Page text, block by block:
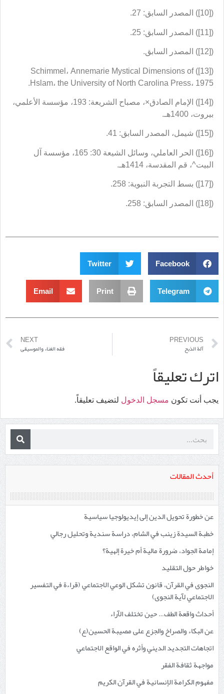
أحدث المقالات
عن خطورة تحويل الدين إلى إيديولوجيا سياسية
خطبة السيدة زينب في الشام، دراسة سندية وتحليل رجالي
إمامة الجواد، ضرورة مالية أم خيرة إلهية؟
خواطر حول التقليد
النجوى في القرآن، قانون تشكل الوعي الاجتماعي (قراءة في التفسير
الاجتماعي لآية النجوى)
أحداث واقعة الطف… حين تختلف الآراء
عن البكاء والصراخ والجزع على مصيبة الحسين(ع)
اتجاهات التجديد الديني وأثره في الواقع الاجتماعي
مواجهة ثقافة الفقر
مفهوم الكرامة الإنسانية في القرآن الكريم
([10]) المصدر السابق: 27.
([11]) المصدر السابق: 25.
([12]) المصدر السابق.
([13]) Schimmel، Annemarie Mystical Dimensions of
Hslam، the University of North Carolina Press، 1975.
([14]) الإمام الصادق×، مصباح الشريعة: 193، مؤسسة الأعلمي،
بيروت، 1400هـ.
([15]) شيمل، المصدر السابق: 41.
([16]) الحر العاملي، وسائل الشيعة 30: 165، مؤسسة آل
البيت^، قم المقدسة، 1414هـ.
([17]) بسط التجربة النبوية: 258.
([18]) المصدر السابق: 258.
Facebook
Twitter
Telegram
Print
Email
PREVIOUS
آلة الذبح
NEXT
فقه الغناء والموسيقى
اترك تعليقاً
يجب أنت تكون مسجل الدخول لتضيف تعليقاً.